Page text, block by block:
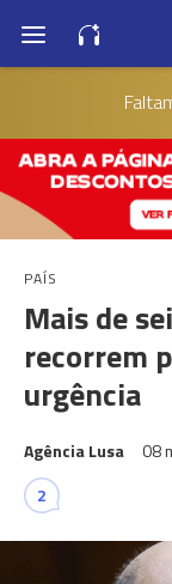
PAÍS
Mais de
recorrem
urgência
Agência Lusa 08
2